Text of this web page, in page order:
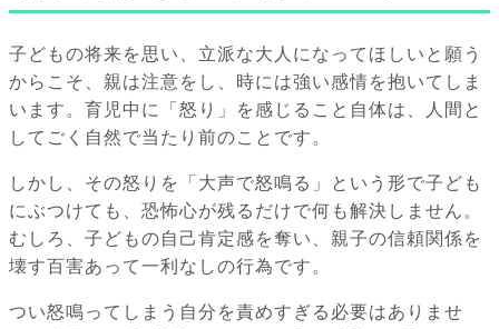
子どもの将来を思い、立派な大人になってほしいと願う
からこそ、親は注意をし、時には強い感情を抱いてしま
います。育児中に「怒り」を感じること自体は、人間と
してごく自然で当たり前のことです。
しかし、その怒りを「大声で怒鳴る」という形で子ども
にぶつけても、恐怖心が残るだけで何も解決しません。
むしろ、子どもの自己肯定感を奪い、親子の信頼関係を
壊す百害あって一利なしの行為です。
つい怒鳴ってしまう自分を責めすぎる必要はありませ